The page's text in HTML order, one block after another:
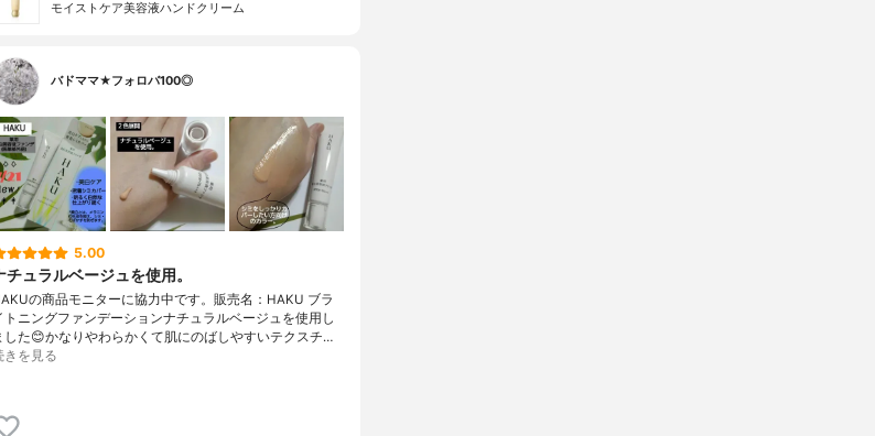
モイストケア美容液ハンドクリーム
バドママ★フォロバ100◎
5.00
チュラルベージュを使用。
の商品モニターに協力中です。販売名：HAKU ブラ
トニングファンデーションナチュラルベージュを使用し
した😊かなりやわらかくて肌にのばしやすいテクスチ…
きを見る